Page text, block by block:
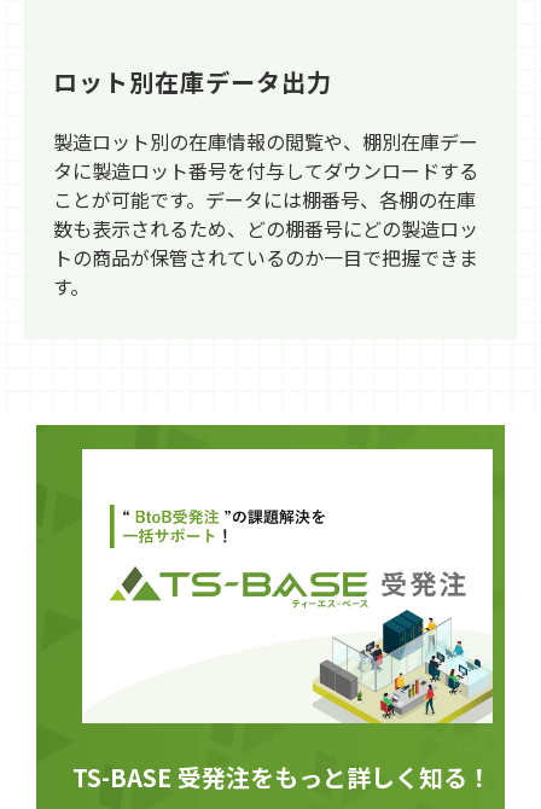
ロット別在庫データ出力
製造ロット別の在庫情報の閲覧や、棚別在庫デー
タに製造ロット番号を付与してダウンロードする
ことが可能です。データには棚番号、各棚の在庫
数も表示されるため、どの棚番号にどの製造ロッ
トの商品が保管されているのか一目で把握できま
す。
TS-BASE 受発注をもっと詳しく知る！